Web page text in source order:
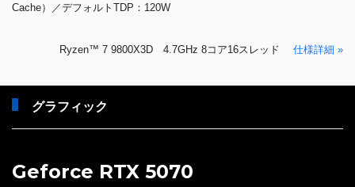
Cache）／デフォルトTDP：120W
Ryzen™ 7 9800X3D 4.7GHz 8コア16スレッド 仕様詳細 »
グラフィック
Geforce RTX 5070